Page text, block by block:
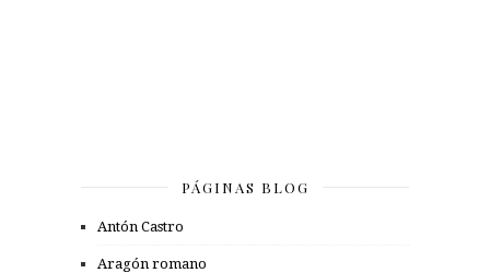
PÁGINAS BLOG
Antón Castro
Aragón romano